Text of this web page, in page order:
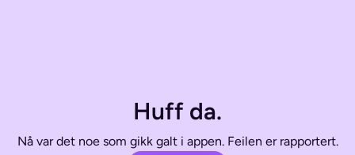
Huff da.
Nå var det noe som gikk galt i appen. Feilen er rapportert.